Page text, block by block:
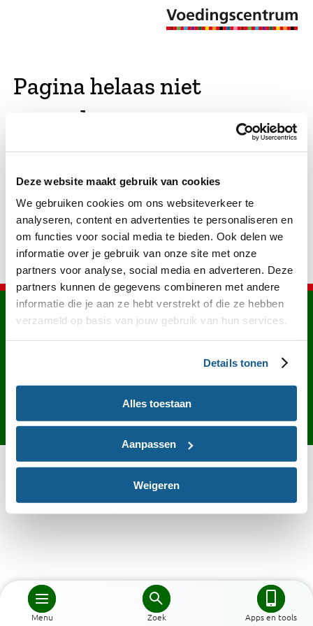
Deze website maakt gebruik van cookies
We gebruiken cookies om ons websiteverkeer te
analyseren, content en advertenties te personaliseren en
om functies voor social media te bieden. Ook delen we
informatie over je gebruik van onze site met onze
partners voor analyse, social media en adverteren. Deze
partners kunnen de gegevens combineren met andere
informatie die je aan ze hebt verstrekt of die ze hebben
verzameld op basis van jouw gebruik van hun services.
Details tonen
Alles toestaan
Aanpassen
Weigeren
Menu Zoek Apps en tools
Pagina helaas niet
gevonden
hebben gekeken of er vergelijkbare pagina's
bestaan. Als dat zo is, dan zie je die hier.
Contact English Privacy
Cookies
Toegankelijkheid
Desktop site